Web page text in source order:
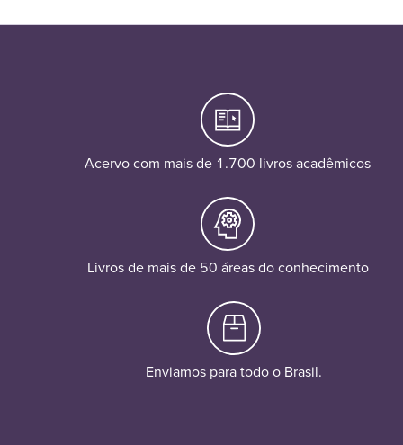
Acervo com mais de 1.700 livros acadêmicos
Livros de mais de 50 áreas do conhecimento
Enviamos para todo o Brasil.